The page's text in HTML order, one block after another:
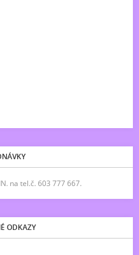
na tel.č. 603 777 667.
ODKAZY